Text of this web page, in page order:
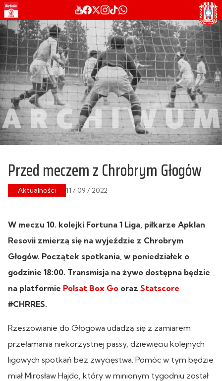
Przed meczem z Chrobrym Głogów
Aktualności 11 / 09 / 2022
W meczu 10. kolejki Fortuna 1 Liga, piłkarze Apklan
Resovii zmierzą się na wyjeździe z Chrobrym
Głogów. Początek spotkania, w poniedziałek o
godzinie 18:00. Transmisja na żywo dostępna będzie
na platformie Polsat Box Go oraz Statscore
#CHRRES.
Rzeszowianie do Głogowa udadzą się z zamiarem
przełamania niekorzystnej passy, dziewięciu kolejnych
ligowych spotkań bez zwycięstwa. Pomóc w tym będzie
miał Mirosław Hajdo, który w minionym tygodniu został